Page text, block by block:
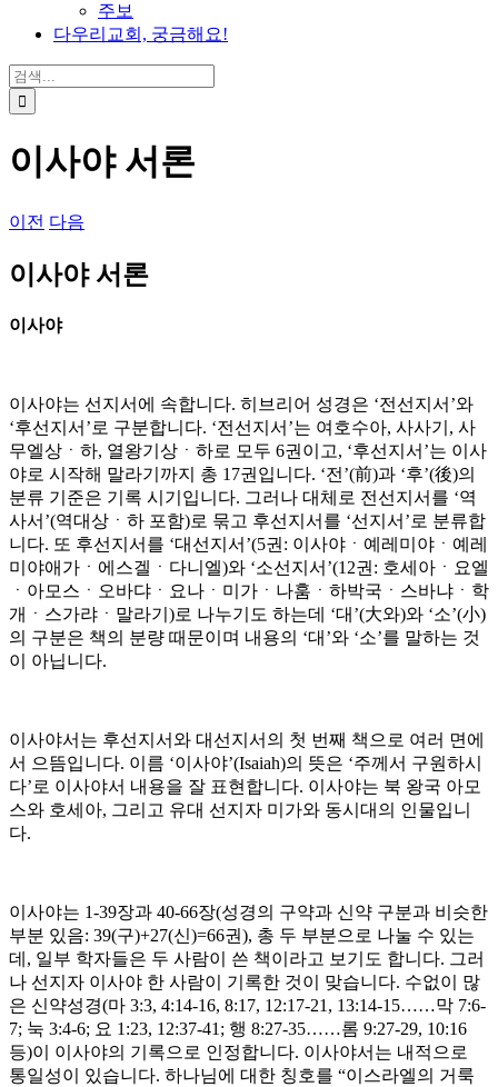
주보
다우리교회, 궁금해요!
검
색
...
이사야 서론
이전 다음
이사야 서론
이사야
이사야는 선지서에 속합니다. 히브리어 성경은 ‘전선지서’와
‘후선지서’로 구분합니다. ‘전선지서’는 여호수아, 사사기, 사
무엘상ㆍ하, 열왕기상ㆍ하로 모두 6권이고, ‘후선지서’는 이사
야로 시작해 말라기까지 총 17권입니다. ‘전’(前)과 ‘후’(後)의
분류 기준은 기록 시기입니다. 그러나 대체로 전선지서를 ‘역
사서’(역대상ㆍ하 포함)로 묶고 후선지서를 ‘선지서’로 분류합
니다. 또 후선지서를 ‘대선지서’(5권: 이사야ㆍ예레미야ㆍ예레
미야애가ㆍ에스겔ㆍ다니엘)와 ‘소선지서’(12권: 호세아ㆍ요엘
ㆍ아모스ㆍ오바댜ㆍ요나ㆍ미가ㆍ나훔ㆍ하박국ㆍ스바냐ㆍ학
개ㆍ스가랴ㆍ말라기)로 나누기도 하는데 ‘대’(大와)와 ‘소’(小)
의 구분은 책의 분량 때문이며 내용의 ‘대’와 ‘소’를 말하는 것
이 아닙니다.
이사야서는 후선지서와 대선지서의 첫 번째 책으로 여러 면에
서 으뜸입니다. 이름 ‘이사야’(Isaiah)의 뜻은 ‘주께서 구원하시
다’로 이사야서 내용을 잘 표현합니다. 이사야는 북 왕국 아모
스와 호세아, 그리고 유대 선지자 미가와 동시대의 인물입니
다.
이사야는 1-39장과 40-66장(성경의 구약과 신약 구분과 비슷한
부분 있음: 39(구)+27(신)=66권), 총 두 부분으로 나눌 수 있는
데, 일부 학자들은 두 사람이 쓴 책이라고 보기도 합니다. 그러
나 선지자 이사야 한 사람이 기록한 것이 맞습니다. 수없이 많
은 신약성경(마 3:3, 4:14-16, 8:17, 12:17-21, 13:14-15……막 7:6-
7; 눅 3:4-6; 요 1:23, 12:37-41; 행 8:27-35……롬 9:27-29, 10:16
등)이 이사야의 기록으로 인정합니다. 이사야서는 내적으로
통일성이 있습니다. 하나님에 대한 칭호를 “이스라엘의 거룩